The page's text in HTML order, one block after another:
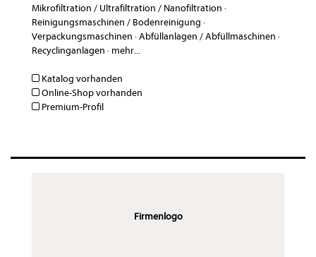
Mikrofiltration / Ultrafiltration / Nanofiltration ·
Reinigungsmaschinen / Bodenreinigung ·
Verpackungsmaschinen ·Abfüllanlagen / Abfüllmaschinen ·
Recyclinganlagen · mehr...
Katalog vorhanden
Online-Shop vorhanden
Premium-Profil
Firmenlogo